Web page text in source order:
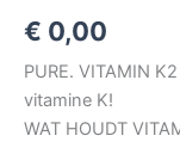
€ 0,00
PURE. VITAMIN
vitamine K!
WAT HOUDT